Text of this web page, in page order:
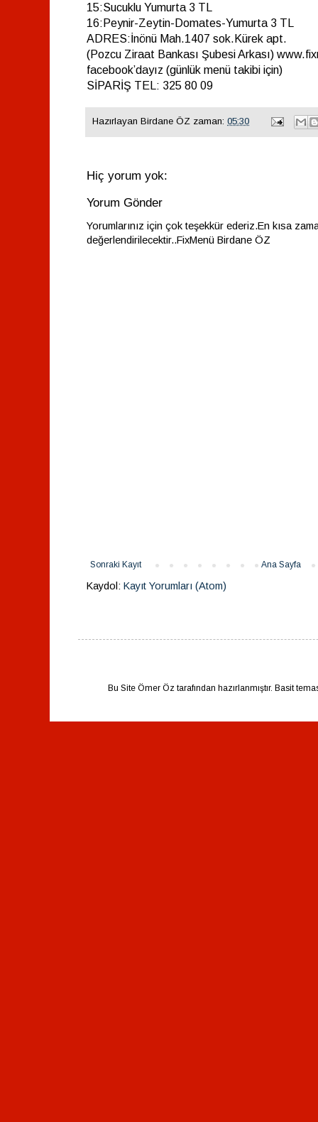
15:Sucuklu Yumurta 3 TL
16:Peynir-Zeytin-Domates-Yumurta 3 TL
ADRES:İnönü Mah.1407 sok.Kürek apt.
(Pozcu Ziraat Bankası Şubesi Arkası)
facebook’dayız (günlük menü takibi için)
SİPARİŞ TEL: 325 80 09
Hazırlayan Birdane ÖZ zaman: 05:30
Hiç yorum yok:
Yorum Gönder
Yorumlarınız için çok teşekkür ederiz.En kısa
değerlendirilecektir..FixMenü Birdane ÖZ
Sonraki Kayıt Ana Sayfa
Kaydol: Kayıt Yorumları (Atom)
Bu Site Ömer Öz tarafından hazırlanmıştır. Basit